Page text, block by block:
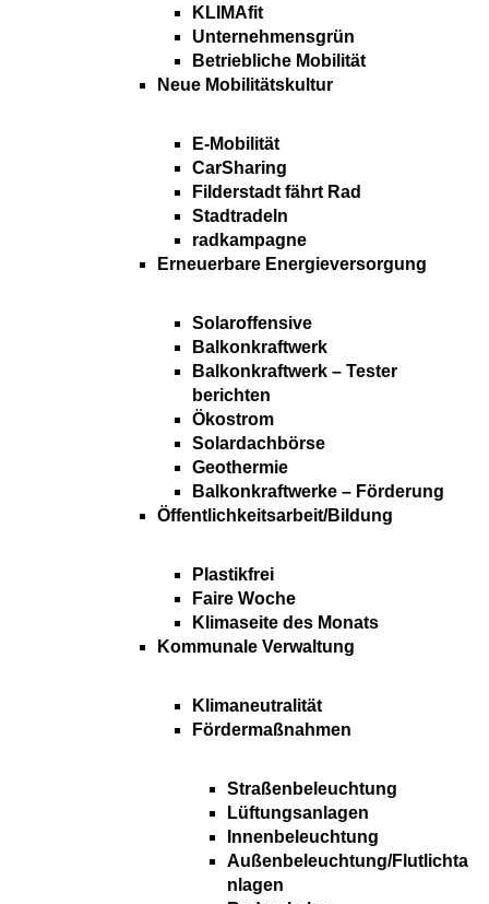
KLIMAfit
Unternehmensgrün
Betriebliche Mobilität
Neue Mobilitätskultur
E-Mobilität
CarSharing
Filderstadt fährt Rad
Stadtradeln
radkampagne
Erneuerbare Energieversorgung
Solaroffensive
Balkonkraftwerk
Balkonkraftwerk – Tester
berichten
Ökostrom
Solardachbörse
Geothermie
Balkonkraftwerke – Förderung
Öffentlichkeitsarbeit/Bildung
Plastikfrei
Faire Woche
Klimaseite des Monats
Kommunale Verwaltung
Klimaneutralität
Fördermaßnahmen
Straßenbeleuchtung
Lüftungsanlagen
Innenbeleuchtung
Außenbeleuchtung/Flutlichta
nlagen